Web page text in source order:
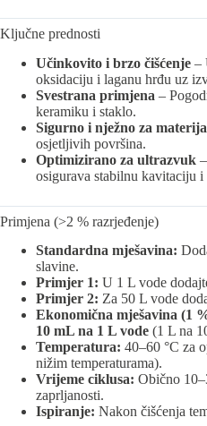
Ključne prednosti
Učinkovito i brzo čišćenje –
oksidaciju i laganu hrđu uz
Svestrana primjena –
keramiku i staklo.
Sigurno i nježno za
osjetljivih površina.
Optimizirano za ultrazvuk
osigurava stabilnu kavitaciju
Primjena (>2 % razrjeđenje)
Standardna mješavina:
slavine.
Primjer 1: U 1 L vode
Primjer 2: Za 50 L vode
Ekonomična mješavina (1
10 mL na 1 L vode (1 L na
Temperatura: 40–60 °C za
nižim temperaturama).
Vrijeme ciklusa: Obično
zaprljanosti.
Ispiranje: Nakon čišćenja